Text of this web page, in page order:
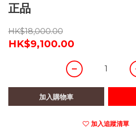
正品
HK$18,000.00
HK$9,100.00
加入購物車
加入追蹤清單